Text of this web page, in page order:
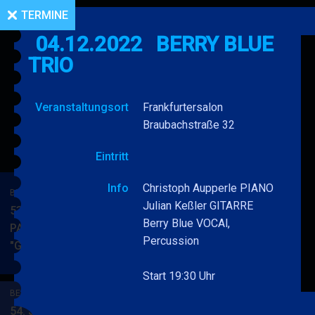
BERRY BLUE & BAND
53. JAZZ Matinee in den
PARKSIDE STUDIOS
"Gypsy Jazz"
BERRY BLUE & BAND
54. JAZZ Matinee in den
TERMINE
04.12.2022
BERRY BLUE
TRIO
Veranstaltungsort
Frankfurtersalon
Braubachstraße 32
Eintritt
Info
Christoph Aupperle PIANO
Julian Keßler GITARRE
Berry Blue VOCAl,
Percussion
Start 19:30 Uhr